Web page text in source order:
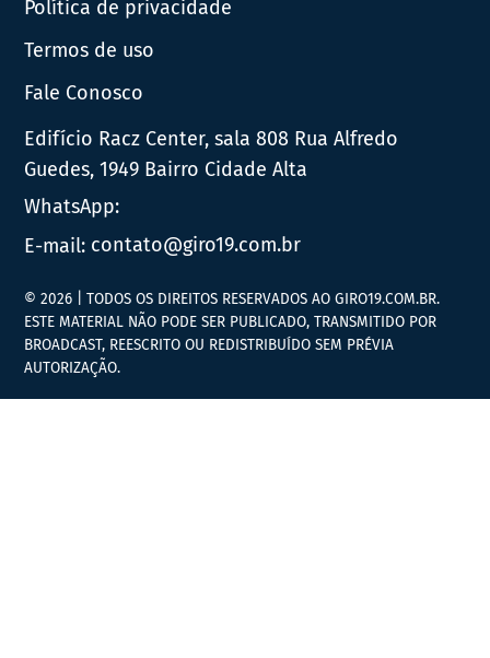
Política de privacidade
Termos de uso
Fale Conosco
Edifício Racz Center, sala 808 Rua Alfredo
Guedes, 1949 Bairro Cidade Alta
WhatsApp:
E-mail: contato@giro19.com.br
© 2026 | TODOS OS DIREITOS RESERVADOS AO GIRO19.COM.BR.
ESTE MATERIAL NÃO PODE SER PUBLICADO, TRANSMITIDO POR
BROADCAST, REESCRITO OU REDISTRIBUÍDO SEM PRÉVIA
AUTORIZAÇÃO.